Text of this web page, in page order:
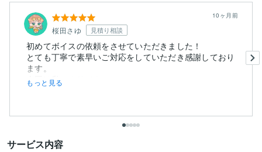
桜田さゆ 見積り相談
10ヶ月前
初めてボイスの依頼をさせていただきました！
とても丁寧で素早いご対応をしていただき感謝しており
ます。
今回は私のオリジナ...
もっと見る
サービス内容